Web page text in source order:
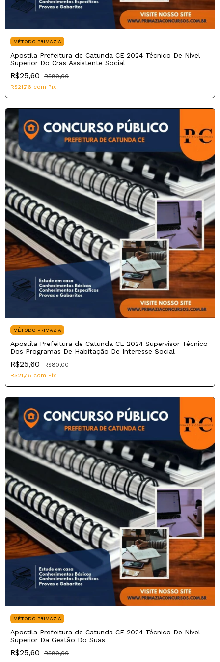
MÉTODO PRIMAZIA
Apostila Prefeitura de Catunda CE 2024 Técnico De Nível
Superior Do Cras Assistente Social
R$25,60
R$80,00
R$21,76 com Pix
MÉTODO PRIMAZIA
Apostila Prefeitura de Catunda CE 2024 Supervisor Técnico
Dos Programas De Habitação De Interesse Social
R$25,60
R$80,00
R$21,76 com Pix
MÉTODO PRIMAZIA
Apostila Prefeitura de Catunda CE 2024 Técnico De Nível
Superior Da Gestão Do Suas
R$25,60
R$80,00